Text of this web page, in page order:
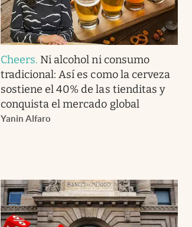
Cheers. Ni alcohol ni consumo
tradicional: Así es como la cerveza
sostiene el 40% de las tienditas y
conquista el mercado global
Yanin Alfaro